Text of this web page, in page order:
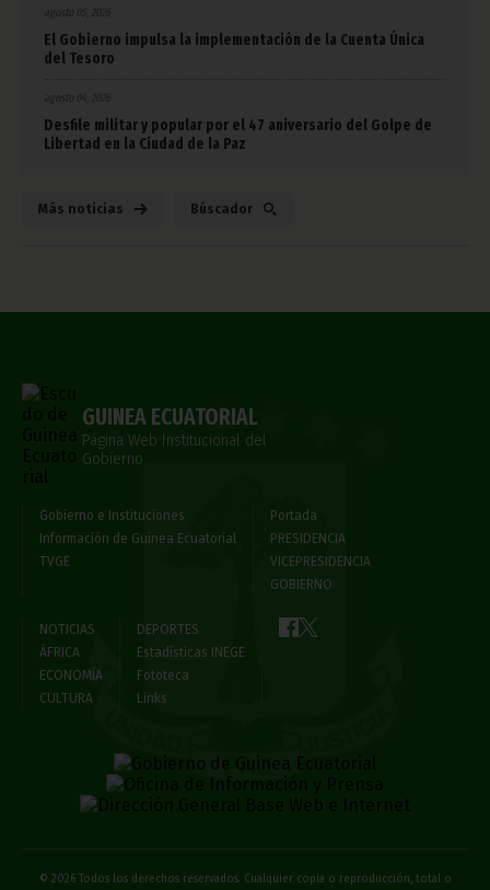
agosto 05, 2026
El Gobierno impulsa la implementación de la Cuenta Única
del Tesoro
agosto 04, 2026
Desfile militar y popular por el 47 aniversario del Golpe de
Libertad en la Ciudad de la Paz
Más noticias Búscador
GUINEA ECUATORIAL
Página Web Institucional del
Gobierno
Gobierno e Instituciones
Información de Guinea Ecuatorial
TVGE
Portada
PRESIDENCIA
VICEPRESIDENCIA
GOBIERNO
NOTICIAS
ÁFRICA
ECONOMÍA
CULTURA
DEPORTES
Estadísticas INEGE
Fototeca
Links
© 2026 Todos los derechos reservados. Cualquier copia o reproducción, total o